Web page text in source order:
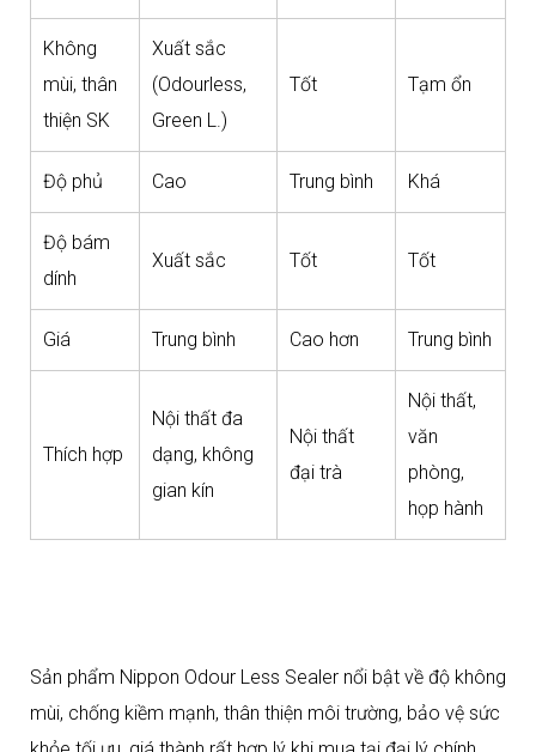
Không
mùi, thân
thiện SK
Xuất sắc
(Odourless,
Green L.)
Tốt Tạm ổn
Độ phủ Cao Trung bình Khá
Độ bám
dính
Xuất sắc Tốt Tốt
Giá Trung bình Cao hơn Trung bình
Thích hợp
Nội thất đa
dạng, không
gian kín
Nội thất
đại trà
Nội thất,
văn
phòng,
họp hành
Sản phẩm Nippon Odour Less Sealer nổi bật về độ không
mùi, chống kiềm mạnh, thân thiện môi trường, bảo vệ sức